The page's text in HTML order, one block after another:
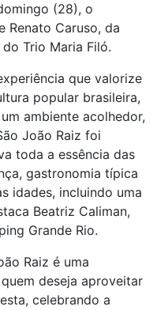
(28), o
Renato Caruso, da
Trio Maria Filó.
que valorize
popular brasileira,
ambiente acolhedor,
João Raiz foi
toda a essência das
gastronomia típica
idades, incluindo uma
Beatriz Caliman,
Grande Rio.
Raiz é uma
deseja aproveitar
celebrando a